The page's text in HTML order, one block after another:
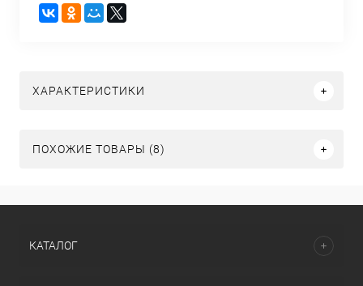
ХАРАКТЕРИСТИКИ
ПОХОЖИЕ ТОВАРЫ (8)
КАТАЛОГ